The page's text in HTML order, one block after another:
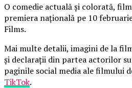
O comedie actuală și colorată,
premiera națională pe 10
Films.
Mai multe detalii, imagini de la
și declarații din partea actorilor
paginile social media ale filmului
TikTok.